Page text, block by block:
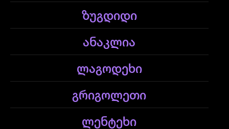
ზუგდიდი
ანაკლია
ლაგოდეხი
გრიგოლეთი
ლენტეხი